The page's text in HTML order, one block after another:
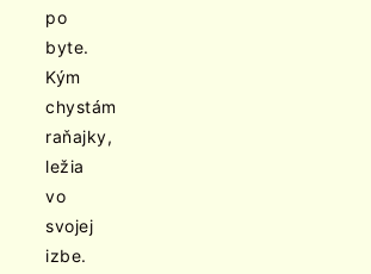
po
byte.
Kým
chystám
raňajky,
ležia
vo
svojej
izbe.